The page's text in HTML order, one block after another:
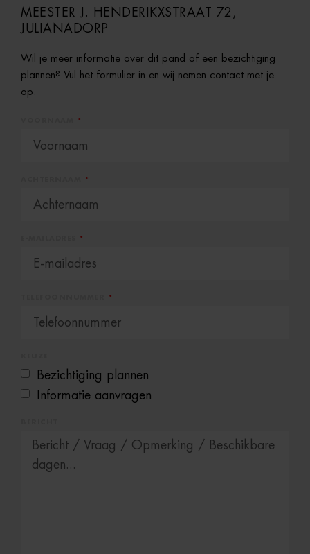
MEESTER J. HENDERIKXSTRAAT 72,
JULIANADORP
Wil je meer informatie over dit pand of een bezichtiging
plannen? Vul het formulier in en wij nemen contact met je
op.
Bezichtiging plannen
Informatie aanvragen